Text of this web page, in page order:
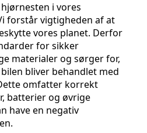
i vores
forstår vigtigheden af at
vores planet. Derfor
for sikker
materialer og sørger for,
bliver behandlet med
omfatter korrekt
batterier og øvrige
have en negativ